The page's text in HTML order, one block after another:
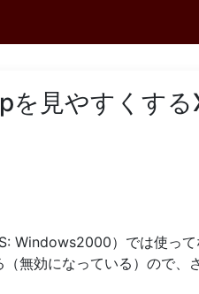
を見やすくする
Windows2000）では使って
無効になっている）ので、